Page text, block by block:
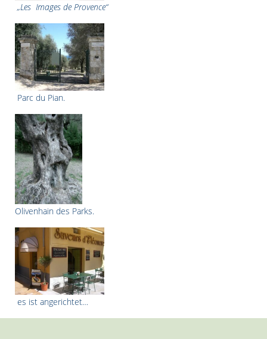
„Les Images de Provence“
Parc du Pian.
Olivenhain des Parks.
es ist angerichtet…